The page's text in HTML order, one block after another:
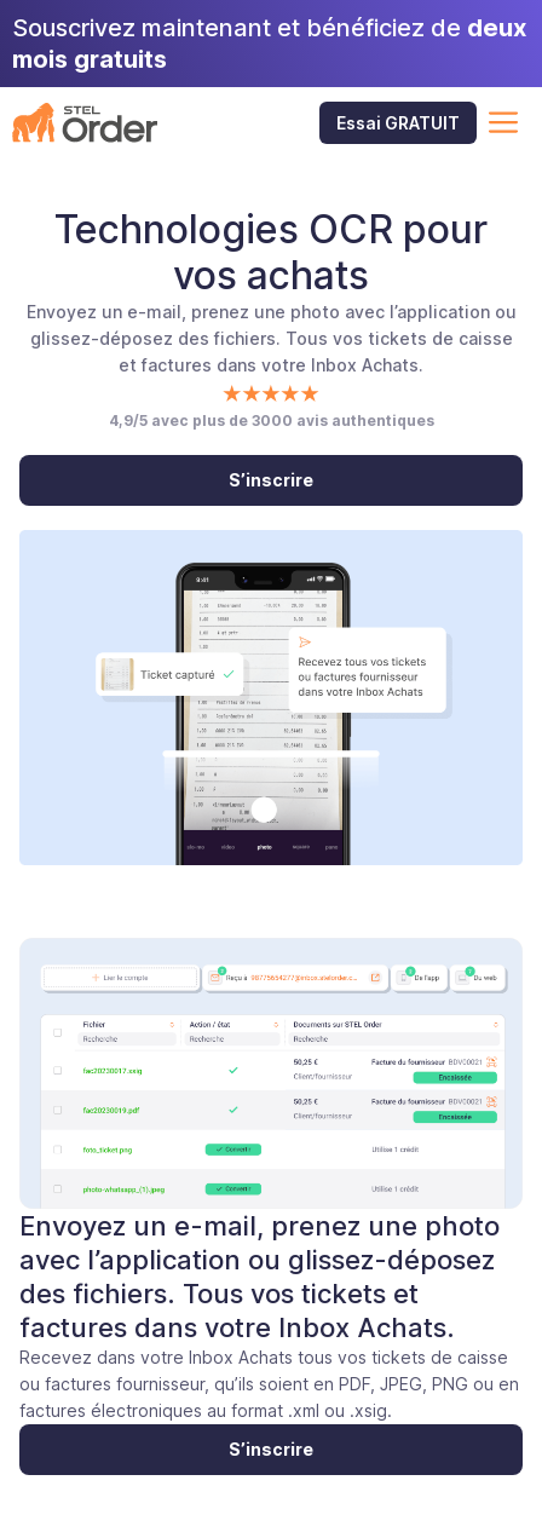
AllerSouscrivez maintenant et bénéficiez de deux
mois gratuits
Essai GRATUIT
Technologies OCR pour
vos achats
Envoyez un e-mail, prenez une photo avec l’application ou
glissez-déposez des fichiers. Tous vos tickets de caisse
et factures dans votre Inbox Achats.
4,9/5 avec plus de 3000 avis authentiques
S’inscrire
Envoyez un e-mail, prenez une photo
avec l’application ou glissez-déposez
des fichiers. Tous vos tickets et
factures dans votre Inbox Achats.
Recevez dans votre Inbox Achats tous vos tickets de caisse
ou factures fournisseur, qu’ils soient en PDF, JPEG, PNG ou en
factures électroniques au format .xml ou .xsig.
S’inscrire